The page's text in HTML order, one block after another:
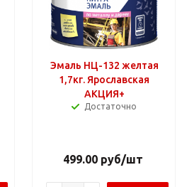
Эмаль НЦ-132 желтая
1,7кг. Ярославская
АКЦИЯ+
Достаточно
499.00руб/шт